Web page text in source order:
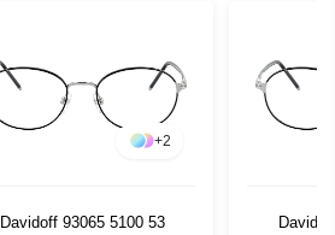
+2
Davidoff 93065 5100 53